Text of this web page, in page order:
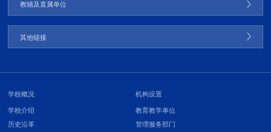
教辅及直属单位
其他链接
学校概况
学校介绍
历史沿革
机构设置
教育教学单位
管理服务部门